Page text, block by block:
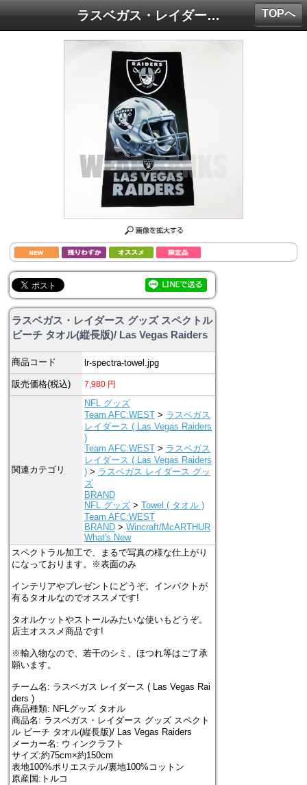
ラスベガス・レイダース グッズ スペクトル ビーチ タオル(縦長版)/ Las Vegas Raiders
ラスベガス・レイダース グッズ スペクトル
ビーチ タオル(縦長版)/ Las Vegas Raiders
商品コード lr-spectra-towel.jpg
販売価格(税込) 7,980 円
関連カテゴリ
NFL グッズ
Team AFC:WEST > ラスベガス
レイダース ( Las Vegas Raiders
)
Team AFC:WEST > ラスベガス
レイダース ( Las Vegas Raiders
) > ラスベガス レイダース グッ
ズ
BRAND
NFL グッズ >Towel ( タオル )
Team AFC:WEST
BRAND >Wincraft/McARTHUR
What's New
スペクトラル加工で、まるで写真の様な仕上がり
になっております。※表面のみ
インテリアやプレゼントにどうぞ。インパクトが
有るタオルなのでオススメです!
タオルケットやストールみたいな使いもどうぞ。
店主オススメ商品です!
※輸入物なので、若干のシミ、ほつれ等はご了承
願います。
チーム名: ラスベガス レイダース ( Las Vegas Rai
ders )
商品種類: NFLグッズ タオル
商品名: ラスベガス・レイダース グッズ スペクト
ル ビーチ タオル(縦長版)/ Las Vegas Raiders
メーカー名: ウィンクラフト
サイズ:約75cm×約150cm
表地100%ポリエステル/裏地100%コットン
原産国:トルコ
TOPへ